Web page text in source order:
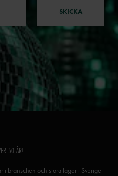
SKICKA
50 ÅR!
i branschen och stora lager i Sverige